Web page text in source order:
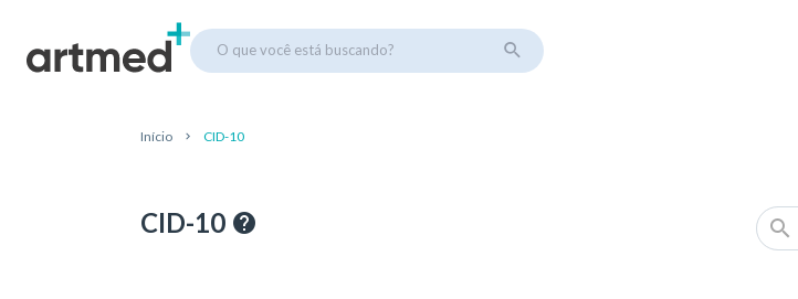
O que você está buscando?
Início CID-10
CID-10